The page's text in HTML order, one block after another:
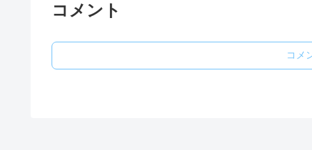
コメント
コメ